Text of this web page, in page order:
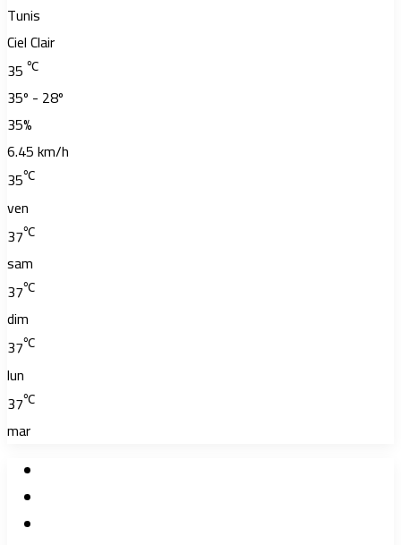
Tunis
Ciel Clair
35 ℃
35º - 28º
35%
6.45 km/h
35℃
ven
37℃
sam
37℃
dim
37℃
lun
37℃
mar